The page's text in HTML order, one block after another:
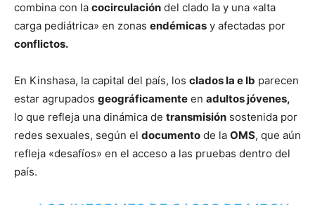
combina con la cocirculación del clado Ia y una «alta
carga pediátrica» en zonas endémicas y afectadas por
conflictos.
En Kinshasa, la capital del país, los clados Ia e Ib parecen
estar agrupados geográficamente en adultos jóvenes,
lo que refleja una dinámica de transmisión sostenida por
redes sexuales, según el documento de la OMS, que aún
refleja «desafíos» en el acceso a las pruebas dentro del
país.